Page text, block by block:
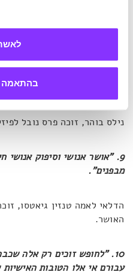
בהתאמה
תומאס מאן, זוכה פרס נובל
הטעויות שאדם יכול לעשות
נילס בוהר, זוכה פרס נובל
9. "אושר אנושי וסיפוק אנושי
מבפנים".
הדלאי לאמה טנזין גיאטסו,
האושר.
10. "לחופש זוכים רק אלה
עבורם אי אלו הטובות האישיות